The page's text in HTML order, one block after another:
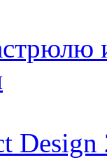
Design